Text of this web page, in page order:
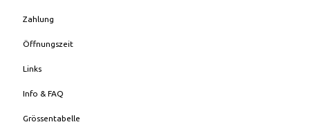
Zahlung
Öffnungszeit
Links
Info & FAQ
Grössentabelle